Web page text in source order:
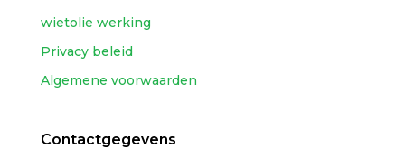
wietolie werking
Privacy beleid
Algemene voorwaarden
Contactgegevens